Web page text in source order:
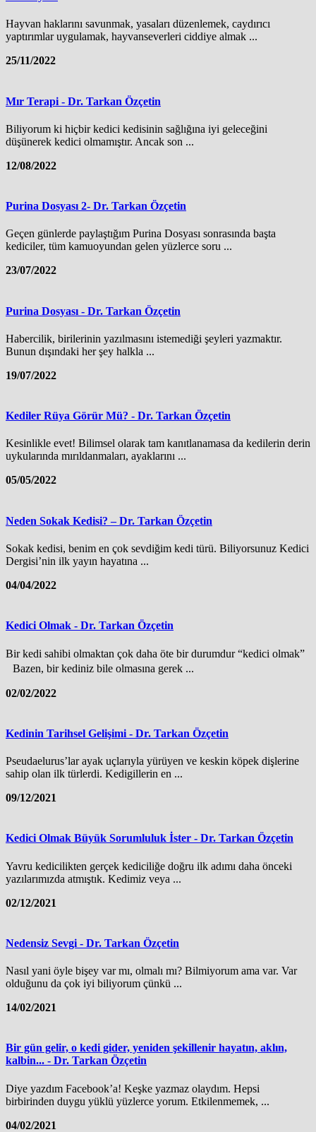
Hayvan haklarını savunmak, yasaları düzenlemek, caydırıcı
yaptırımlar uygulamak, hayvanseverleri ciddiye almak ...
25/11/2022
Mır Terapi - Dr. Tarkan Özçetin
Biliyorum ki hiçbir kedici kedisinin sağlığına iyi geleceğini
düşünerek kedici olmamıştır. Ancak son ...
12/08/2022
Purina Dosyası 2- Dr. Tarkan Özçetin
Geçen günlerde paylaştığım Purina Dosyası sonrasında başta
kediciler, tüm kamuoyundan gelen yüzlerce soru ...
23/07/2022
Purina Dosyası - Dr. Tarkan Özçetin
Habercilik, birilerinin yazılmasını istemediği şeyleri yazmaktır.
Bunun dışındaki her şey halkla ...
19/07/2022
Kediler Rüya Görür Mü? - Dr. Tarkan Özçetin
Kesinlikle evet! Bilimsel olarak tam kanıtlanamasa da kedilerin derin
uykularında mırıldanmaları, ayaklarını ...
05/05/2022
Neden Sokak Kedisi? – Dr. Tarkan Özçetin
Sokak kedisi, benim en çok sevdiğim kedi türü. Biliyorsunuz Kedici
Dergisi’nin ilk yayın hayatına ...
04/04/2022
Kedici Olmak - Dr. Tarkan Özçetin
Bir kedi sahibi olmaktan çok daha öte bir durumdur “kedici olmak”
Bazen, bir kediniz bile olmasına gerek ...
02/02/2022
Kedinin Tarihsel Gelişimi - Dr. Tarkan Özçetin
Pseudaelurus’lar ayak uçlarıyla yürüyen ve keskin köpek dişlerine
sahip olan ilk türlerdi. Kedigillerin en ...
09/12/2021
Kedici Olmak Büyük Sorumluluk İster - Dr. Tarkan Özçetin
Yavru kedicilikten gerçek kediciliğe doğru ilk adımı daha önceki
yazılarımızda atmıştık. Kedimiz veya ...
02/12/2021
Nedensiz Sevgi - Dr. Tarkan Özçetin
Nasıl yani öyle bişey var mı, olmalı mı? Bilmiyorum ama var. Var
olduğunu da çok iyi biliyorum çünkü ...
14/02/2021
Bir gün gelir, o kedi gider, yeniden şekillenir hayatın, aklın,
kalbin... - Dr. Tarkan Özçetin
Diye yazdım Facebook’a! Keşke yazmaz olaydım. Hepsi
birbirinden duygu yüklü yüzlerce yorum. Etki­lenmemek, ...
04/02/2021